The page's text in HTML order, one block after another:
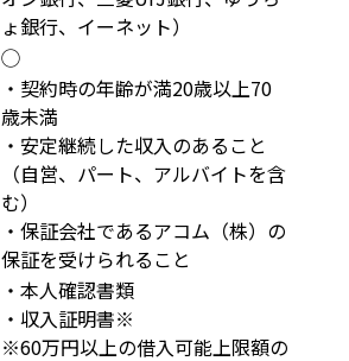
ょ銀行、イーネット）
◯
・契約時の年齢が満20歳以上70
歳未満
・安定継続した収入のあること
（自営、パート、アルバイトを含
む）
・保証会社であるアコム（株）の
保証を受けられること
・本人確認書類
・収入証明書※
※60万円以上の借入可能上限額の